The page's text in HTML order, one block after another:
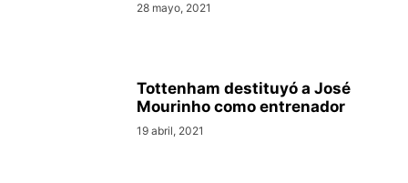
28 mayo, 2021
Tottenham destituyó a José
Mourinho como entrenador
19 abril, 2021